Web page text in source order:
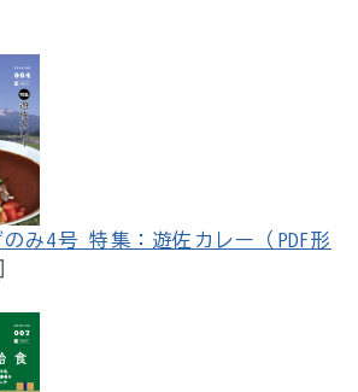
のみ4号 特集：遊佐カレー（PDF形